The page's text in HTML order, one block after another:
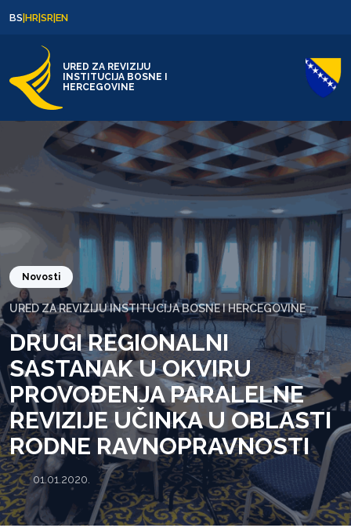
BS|HR|SR|EN
URED ZA REVIZIJU
INSTITUCIJA BOSNE I
HERCEGOVINE
Novosti
URED ZA REVIZIJU INSTITUCIJA BOSNE I HERCEGOVINE
DRUGI REGIONALNI
SASTANAK U OKVIRU
PROVOĐENJA PARALELNE
REVIZIJE UČINKA U OBLASTI
RODNE RAVNOPRAVNOSTI
01.01.2020.